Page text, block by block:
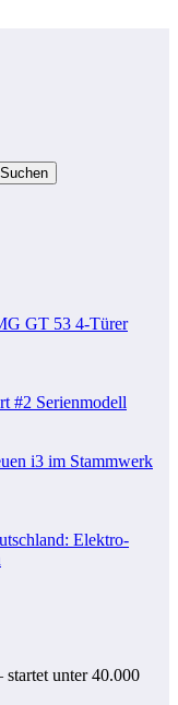
GT 53 4-Türer
#2 Serienmodell
i3 im Stammwerk
Elektro-
unter 40.000